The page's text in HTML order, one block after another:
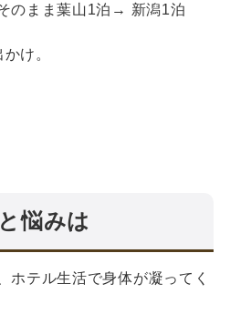
のまま葉山1泊→ 新潟1泊
け。
悩みは
ホテル生活で身体が凝ってく